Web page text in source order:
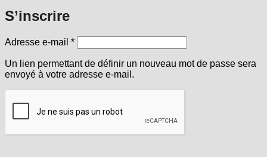
S’inscrire
Adresse e-mail *Obligatoire
Un lien permettant de définir un nouveau mot de passe sera
envoyé à votre adresse e-mail.